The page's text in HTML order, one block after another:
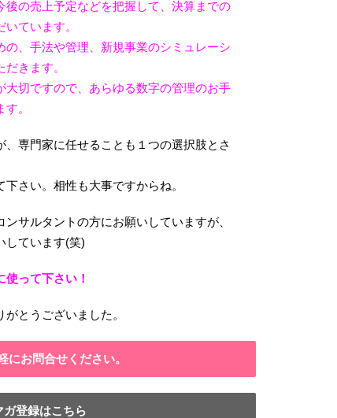
後の売上予定などを把握して、決算までの
ています。
の、手法や管理、新規事業のシミュレーシ
きます。
大切ですので、あらゆる数字の管理のお手
。
専門家に任せることも１つの選択肢とさ
さい。相性も大事ですからね。
サルタントの方にお願いしていますが、
しています(笑)
って下さい！
とうございました。
にお問合せください。
ガ登録はこちら